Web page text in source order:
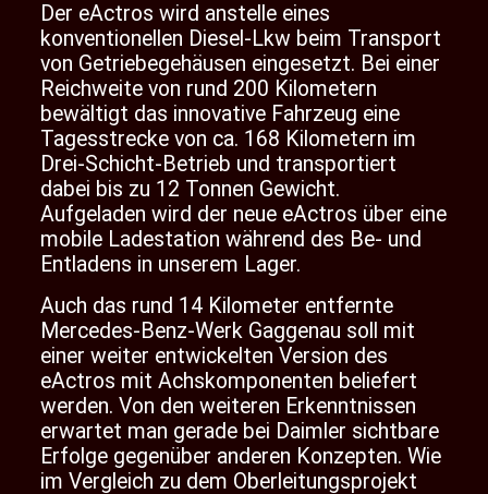
Der eActros wird anstelle eines
konventionellen Diesel-Lkw beim Transport
von Getriebegehäusen eingesetzt. Bei einer
Reichweite von rund 200 Kilometern
bewältigt das innovative Fahrzeug eine
Tagesstrecke von ca. 168 Kilometern im
Drei-Schicht-Betrieb und transportiert
dabei bis zu 12 Tonnen Gewicht.
Aufgeladen wird der neue eActros über eine
mobile Ladestation während des Be- und
Entladens in unserem Lager.
Auch das rund 14 Kilometer entfernte
Mercedes-Benz-Werk Gaggenau soll mit
einer weiter entwickelten Version des
eActros mit Achskomponenten beliefert
werden. Von den weiteren Erkenntnissen
erwartet man gerade bei Daimler sichtbare
Erfolge gegenüber anderen Konzepten. Wie
im Vergleich zu dem Oberleitungsprojekt